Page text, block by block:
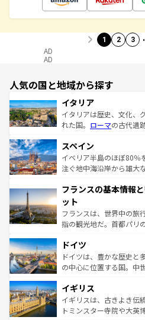
1 2 3
AD
AD
人気の国と地域から探す
イタリア
イタリアは歴史、文化、
れた国。 ローマの古代遺
ろん、トスカーナの美し
景など、自然景観も見逃
ピザやパスタなど、絶品
ませてくれるイタリアで
なお、新着のイタリア情報
しい。
スペイン
イベリア半島のほぼ80％
注ぐ地中海沿岸から雄大
文化が根付くこの国では
れる闘牛、そして美味し
る。首都マドリードの洗
アートに溢れた街角から
せる。地方によって風土
ンテンツ一覧を参照して
フランスの基本情報
ット
フランスは、世界中の旅
指の観光地だ。首都パリ
で、幅広い魅力が詰まっ
聖堂、美しいビーチ、そ
から魅了する。また、フ
いる。シャンパンの発祥
香り高いラベンダー畑な
らに、パリ以外の地域に
ドイツ
ドイツは、豊かな歴史と
の中心に位置する国。中
顔を持つこの国は、どこ
ルリンの文化的活気、バ
してライン川沿いのワイ
イギリス
イギリスは、古きよき伝
トミンスター寺院や大英